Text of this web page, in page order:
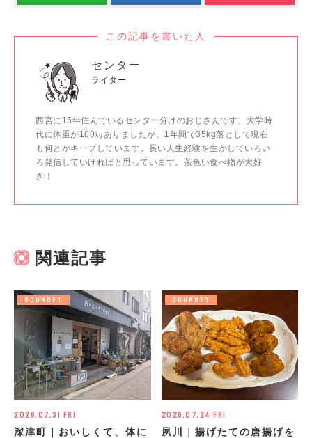
この記事を書いた人
センター
ライター
西宮に15年住んでいるセンター分けのおじさんです。大学時
代に体重が100㎏ありましたが、1年間で35kg落として現在
も何とかキープしています。長い人生経験を生かしていろい
ろ発信していければと思っています。茶色い食べ物が大好
き！
関連記事
GOURMET
2026.07.31 Fri
深津町｜おいしくて、体に
GOURMET
2026.07.24 Fri
夙川｜揚げたての唐揚げを